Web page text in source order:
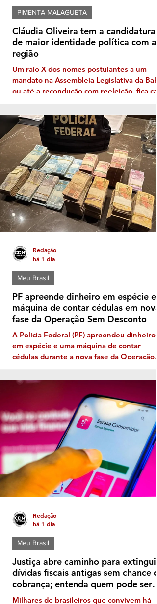
Cláudia Oliveira tem a candidatura
de maior identidade política com a
região
Um raio X dos nomes postulantes a um
mandato na Assembleia Legislativa da
ou até a recondução com reeleição, fica
Identidade com o eleitor de cada região.
território da Costa do Descobrimento, com
abrangência na Costa das Baleias, ou seja,
no grande Extremo Sul baiano, entre as
tantas candidaturas para ocupar uma vaga
de deputado (a) nas eleições de outubro
próximo a que mais aparece com solidez
política é a da deputada pessed
PIMENTA MALAGUETA
PF apreende dinheiro em espécie e
máquina de contar cédulas em nova
fase da Operação Sem Desconto
A Polícia Federal (PF) apreendeu dinheiro
em espécie e uma máquina de contar
cédulas durante a nova fase da Operação
esquema de fraudes em descontos ilegais
pensionistas do Instituto Nacional do
Social (INSS). A ofensiva foi autorizada pelo
ministro André Mendonça, do Supremo
Tribunal Federal (STF), e incluiu o
cumprimento de mandados de busca e
apreensão para aprofundar as
Meu Brasil
Redação
há 1 dia
Justiça abre caminho para extinguir
dívidas fiscais antigas sem chance
cobrança; entenda quem pode ser
beneficiado
Milhares de brasileiros que convivem há
Meu Brasil
Redação
há 1 dia